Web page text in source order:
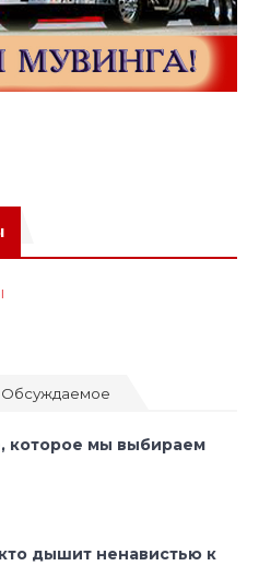
Обсуждаемое
которое мы выбираем
дышит ненавистью к